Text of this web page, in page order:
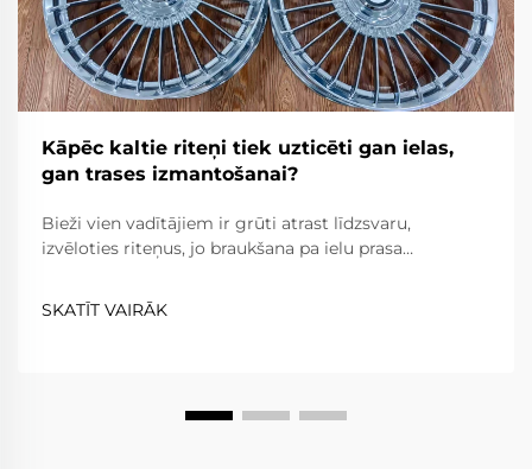
Kāpēc kaltie riteņi tiek uzticēti gan ielas,
gan trases izmantošanai?
Bieži vien vadītājiem ir grūti atrast līdzsvaru,
izvēloties riteņus, jo braukšana pa ielu prasa
savukārt braukšana pa trasi prasa ārkārtēju vieglumu,
izturību un precizitāti. Kaltie riteņi...
SKATĪT VAIRĀK